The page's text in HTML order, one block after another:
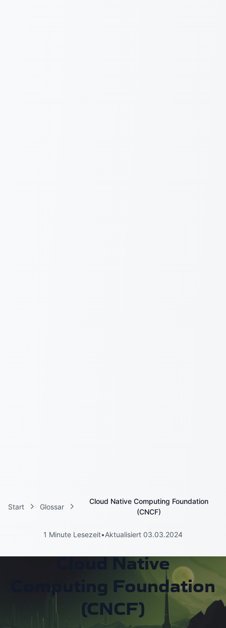
Start Glossar
Cloud Native Computing Foundation
(CNCF)
1 Minute Lesezeit•Aktualisiert 03.03.2024
Cloud Native
Computing Foundation
(CNCF)